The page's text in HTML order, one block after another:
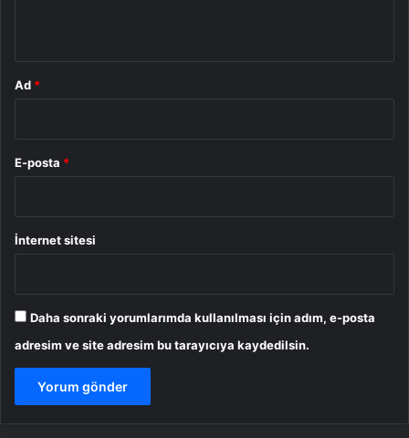
Ad *
E-posta *
İnternet sitesi
Daha sonraki yorumlarımda kullanılması için adım, e-posta
adresim ve site adresim bu tarayıcıya kaydedilsin.